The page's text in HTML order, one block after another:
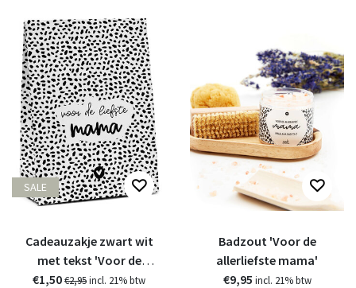
SALE
Cadeauzakje zwart wit
met tekst 'Voor de
liefste mama'
€1,50€2,95incl. 21% btw
Badzout 'Voor de
allerliefste mama'
€9,95 incl. 21% btw